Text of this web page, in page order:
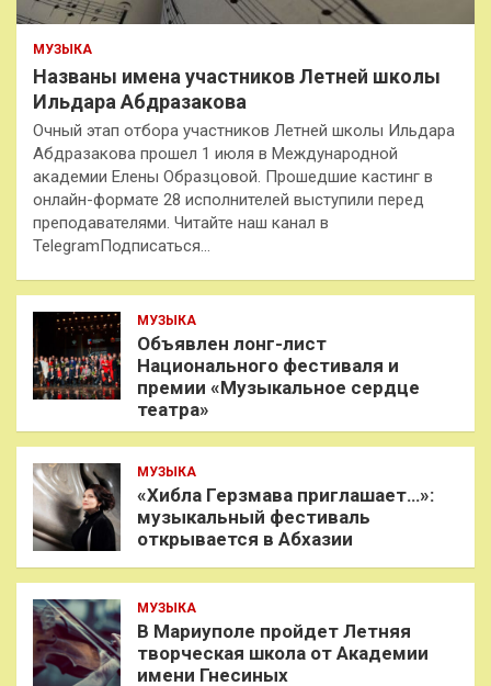
МУЗЫКА
Названы имена участников Летней школы
Ильдара Абдразакова
Очный этап отбора участников Летней школы Ильдара
Абдразакова прошел 1 июля в Международной
академии Елены Образцовой. Прошедшие кастинг в
онлайн-формате 28 исполнителей выступили перед
преподавателями. Читайте наш канал в
TelegramПодписаться…
МУЗЫКА
Объявлен лонг-лист
Национального фестиваля и
премии «Музыкальное сердце
театра»
МУЗЫКА
«Хибла Герзмава приглашает…»:
музыкальный фестиваль
открывается в Абхазии
МУЗЫКА
В Мариуполе пройдет Летняя
творческая школа от Академии
имени Гнесиных